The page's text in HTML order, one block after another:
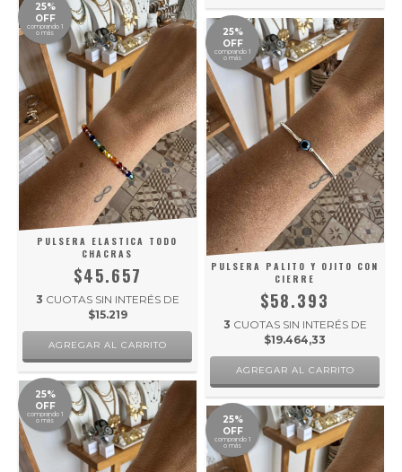
25%
OFF
comprando 1
o más
PULSERA ELASTICA TODO
CHACRAS
$45.657
3 CUOTAS SIN INTERÉS DE
$15.219
25%
OFF
comprando 1
o más
PULSERA PALITO Y OJITO CON
CIERRE
$58.393
3 CUOTAS SIN INTERÉS DE
$19.464,33
25%
OFF
comprando 1
o más
25%
OFF
comprando 1
o más